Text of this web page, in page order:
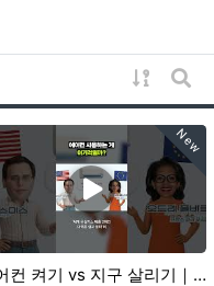
게시물
게
New
에어컨 켜기 vs 지구 살리기｜크랩